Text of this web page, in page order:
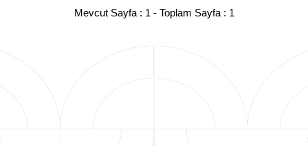
Mevcut Sayfa : 1 - Toplam Sayfa : 1